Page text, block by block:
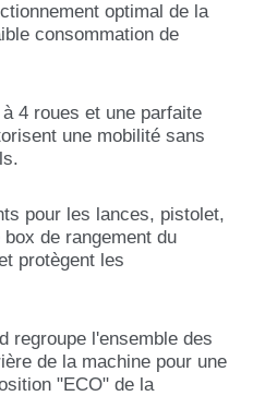
optimal de la
consommation de
4 roues et une parfaite
une mobilité sans
pour les lances, pistolet,
de rangement du
protègent les
regroupe l'ensemble des
de la machine pour une
"ECO" de la